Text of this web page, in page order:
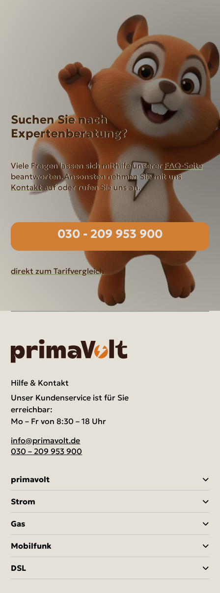
Suchen Sie nach
Expertenberatung?
Viele Fragen lassen sich mithilfe unserer FAQ-Seite
beantworten. Ansonsten nehmen Sie mit uns
Kontaktauf oder rufen Sie uns an.
030 - 209 953 900
direkt zum Tarifvergleich
Hilfe & Kontakt
Unser Kundenservice ist für Sie
erreichbar:
Mo – Fr von 8:30 – 18 Uhr
info@primavolt.de
030 – 209 953 900
primavolt
Strom
Gas
Mobilfunk
DSL